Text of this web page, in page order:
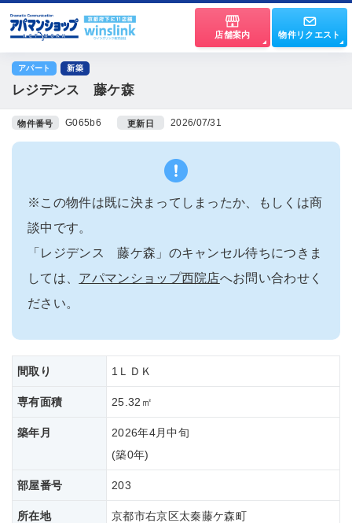
店舗案内 物件リクエスト
アパート 新築
レジデンス 藤ケ森
物件番号 G065b6 更新日 2026/07/31
※この物件は既に決まってしまったか、もしくは商
談中です。
「レジデンス 藤ケ森」のキャンセル待ちにつきま
しては、 アパマンショップ西院店へお問い合わせく
ださい。
間取り 1ＬＤＫ
専有面積 25.32㎡
築年月
2026年4月中旬
(築0年)
部屋番号 203
所在地 京都市右京区太秦藤ケ森町